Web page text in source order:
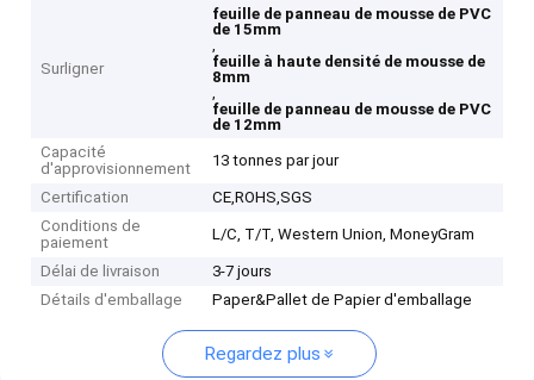
Surligner
feuille de panneau de mousse de PVC
de 15mm
,
feuille à haute densité de mousse de
8mm
,
feuille de panneau de mousse de PVC
de 12mm
Capacité
d'approvisionnement
13 tonnes par jour
Certification
CE,ROHS,SGS
Conditions de
paiement
L/C, T/T, Western Union, MoneyGram
Délai de livraison
3-7 jours
Détails d'emballage
Paper&Pallet de Papier d'emballage
Regardez plus